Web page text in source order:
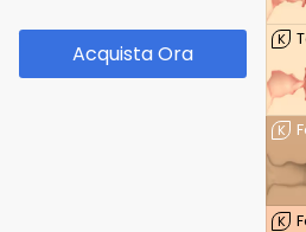
K
K
K
Acquista Ora